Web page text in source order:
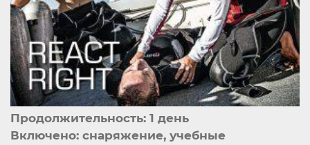
Продолжительность: 1 день
Включено: снаряжение, учебные